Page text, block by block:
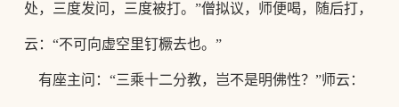
处，三度发问，三度被打。”僧拟议，师便喝，随后打，
云： “不可向虚空里钉橛去也。”
有座主问： “三乘十二分教，岂不是明佛性？”师云：